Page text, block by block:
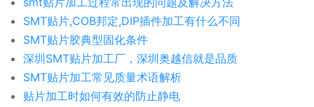
SMT贴片,COB邦定,DIP插件加工有什么不同
SMT贴片胶典型固化条件
深圳SMT贴片加工厂，深圳奥越信就是品质
SMT贴片加工常见质量术语解析
贴片加工时如何有效的防止静电